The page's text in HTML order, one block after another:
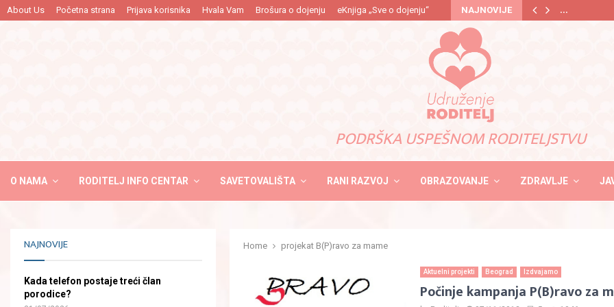
About Us Početna strana Prijava korisnika Hvala Vam Brošura o dojenju eKnjiga „Sve o dojenju“ NAJNOVIJE
… …
PODRŠKA USPEŠNOM RODITELJSTVU
O NAMA RODITELJ INFO CENTAR SAVETOVALIŠTA RANI RAZVOJ OBRAZOVANJE ZDRAVLJE
Home projekat B(P)ravo za mame
Aktuelni projekti Beograd Izdvajamo
Počinje kampanja P(B)ravo za
NAJNOVIJE
Kada telefon postaje treći član
porodice?